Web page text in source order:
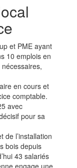
et PME ayant
10 emplois en
en cours et
comptable.
avec
pour sa
de l’installation
bois depuis
43 salariés